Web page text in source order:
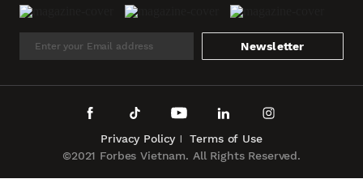
Newsletter
©2021 Forbes Vietnam. All Rights Reserved.
Privacy Policy Terms of Use